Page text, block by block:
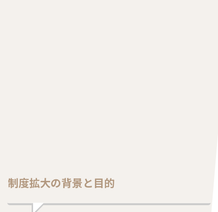
制度拡大の背景と目的